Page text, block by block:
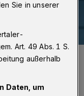
Sie in unserer
Art. 49 Abs. 1 S.
außerhalb
Daten, um